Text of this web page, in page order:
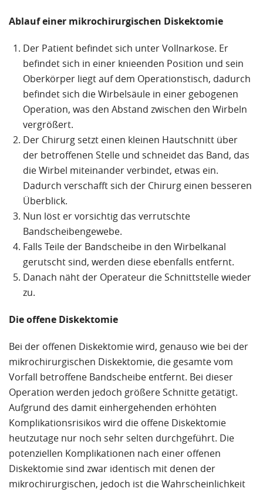
Ablauf einer mikrochirurgischen Diskektomie
Der Patient befindet sich unter Vollnarkose. Er
befindet sich in einer knieenden Position und sein
Oberkörper liegt auf dem Operationstisch, dadurch
befindet sich die Wirbelsäule in einer gebogenen
Operation, was den Abstand zwischen den Wirbeln
vergrößert.
Der Chirurg setzt einen kleinen Hautschnitt über
der betroffenen Stelle und schneidet das Band, das
die Wirbel miteinander verbindet, etwas ein.
Dadurch verschafft sich der Chirurg einen besseren
Überblick.
Nun löst er vorsichtig das verrutschte
Bandscheibengewebe.
Falls Teile der Bandscheibe in den Wirbelkanal
gerutscht sind, werden diese ebenfalls entfernt.
Danach näht der Operateur die Schnittstelle wieder
zu.
Die offene Diskektomie
Bei der offenen Diskektomie wird, genauso wie bei der
mikrochirurgischen Diskektomie, die gesamte vom
Vorfall betroffene Bandscheibe entfernt. Bei dieser
Operation werden jedoch größere Schnitte getätigt.
Aufgrund des damit einhergehenden erhöhten
Komplikationsrisikos wird die offene Diskektomie
heutzutage nur noch sehr selten durchgeführt. Die
potenziellen Komplikationen nach einer offenen
Diskektomie sind zwar identisch mit denen der
mikrochirurgischen, jedoch ist die Wahrscheinlichkeit